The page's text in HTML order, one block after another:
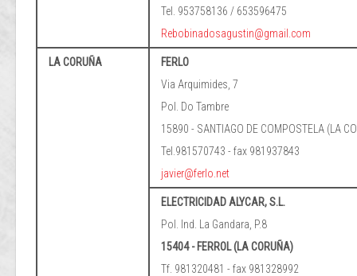
Tel. 953758136 / 653596475
Rebobinadosagustin@gmail.com
LA CORUÑA
FERLO
Via Arquimides, 7
Pol. Do Tambre
15890 - SANTIAGO DE COMPOSTELA (LA
Tel.981570743 - fax 981937843
javier@ferlo.net
ELECTRICIDAD ALYCAR, S.L.
Pol. Ind. La Gandara, P.8
15404 - FERROL (LA CORUÑA)
Tf. 981320481 - fax 981328992